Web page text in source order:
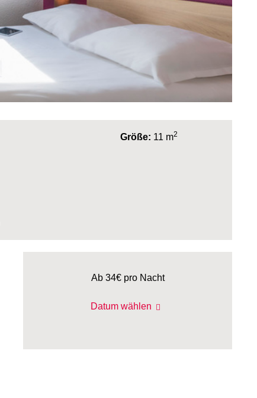
Größe: 11 m2
Ab 34€pro Nacht
Datum wählen